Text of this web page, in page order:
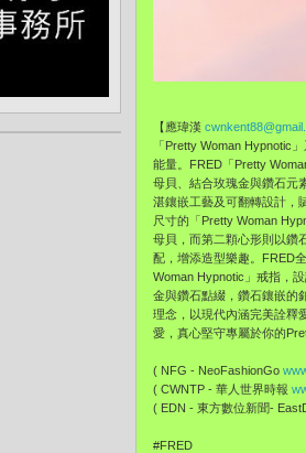
【應瑋漢
「Pretty Woman Hypnotic
能量。FRED「Pretty
母貝、結合玫瑰金與鑽石元
湛鑲嵌工藝及可翻轉設計，
尺寸的「Pretty Woman
母貝，而第二顆心形則以鑽
配，增添造型樂趣。FRED
Woman Hypnotic」戒指，
金與鑽石點綴，鑽石鑲嵌的
理念，以現代內涵完美詮釋
愛，真心堅守專屬於你的
( NFG - NeoFashionGo
( CWNTP - 華人世界時報
( EDN - 東方數位新聞-
#FRED